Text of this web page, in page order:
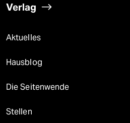
Verlag
Aktuelles
Hausblog
Die Seitenwende
Stellen